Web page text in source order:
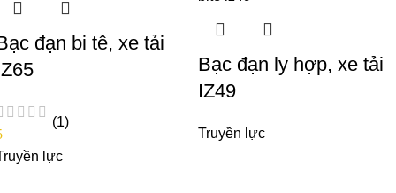
đạn bi tê, xe tải
(1)
lực
Bạc đạn ly hợp, xe tải
IZ49
Truyền lực